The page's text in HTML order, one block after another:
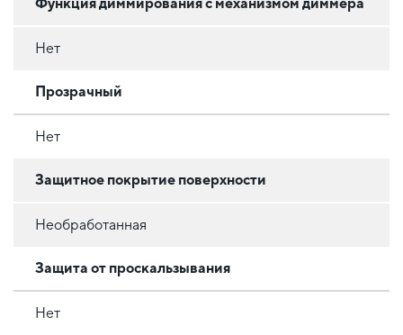
Нет
Прозрачный
Нет
Защитное покрытие поверхности
Необработанная
Защита от проскальзывания
Нет